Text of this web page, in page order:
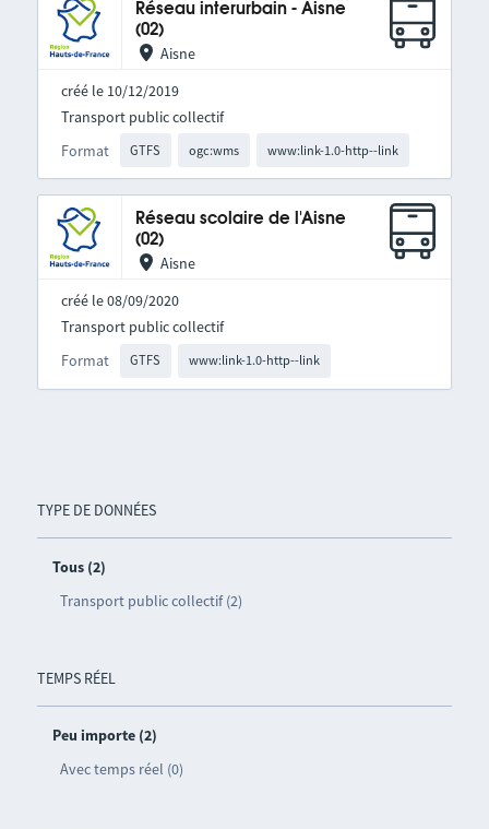
TYPE DE DONNÉES
Tous (2)
Transport public collectif (2)
TEMPS RÉEL
Peu importe (2)
Avec temps réel (0)
Réseau interurbain - Aisne
(02)
Aisne
créé le 10/12/2019
Format GTFS ogc:wms www:link-1.0-http--link
Transport public collectif
Réseau scolaire de l'Aisne
(02)
Aisne
créé le 08/09/2020
Format GTFS www:link-1.0-http--link
Transport public collectif